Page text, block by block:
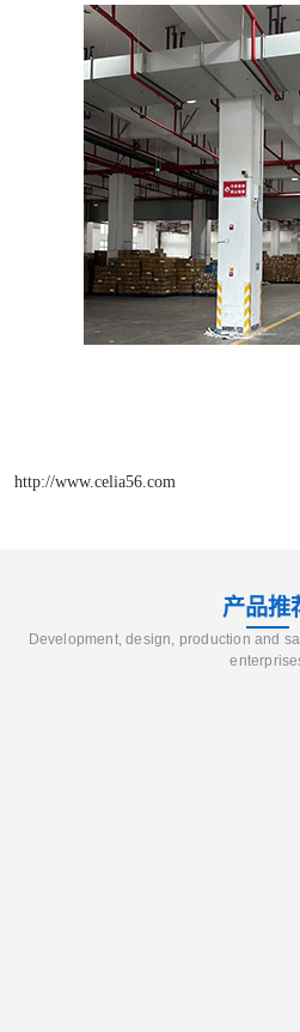
http://www.celia56.com
产品推
Development, design, production and